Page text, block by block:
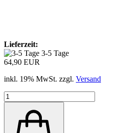
Lieferzeit:
3-5 Tage
64,90 EUR
inkl. 19% MwSt. zzgl. Versand